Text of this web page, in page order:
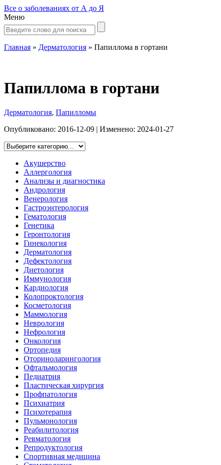
Все о заболеваниях от А до Я
Меню
Главная » Дерматология » Папиллома в гортани
Папиллома в гортани
Дерматология, Папилломы
Опубликовано: 2016-12-09 | Изменено: 2024-01-27
Акушерство
Аллергология
Анализы и диагностика
Андрология
Венерология
Гастроэнтерология
Гематология
Генетика
Геронтология
Гинекология
Дерматология
Дефектология
Диетология
Иммунология
Кардиология
Колопроктология
Косметология
Маммология
Неврология
Нефрология
Онкология
Ортопедия
Оториноларингология
Офтальмология
Педиатрия
Пластическая хирургия
Профпатология
Психиатрия
Психотерапия
Пульмонология
Реабилитология
Ревматология
Репродуктология
Спортивная медицина